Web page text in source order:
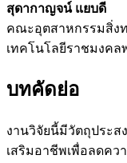
สุดากาญจน์ แยบดี
คณะอุตสาหกรรมสิ่ง
เทคโนโลยีราชมงคล
บทคัดย่อ
งานวิจัยนี้มีวัตถุประส
เสริมอาชีพเพื่อลดคว